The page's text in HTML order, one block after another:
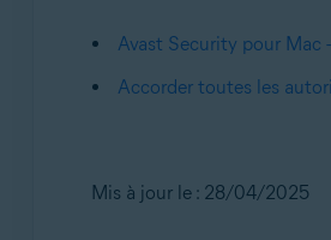
Avast Security pour Mac
Accorder toutes les
Mis à jour le : 28/04/2025